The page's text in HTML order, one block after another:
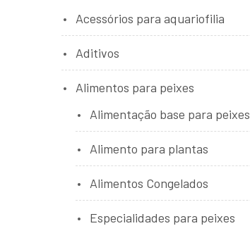
Acessórios para aquariofilia
Aditivos
Alimentos para peixes
Alimentação base para peixes
Alimento para plantas
Alimentos Congelados
Especialidades para peixes